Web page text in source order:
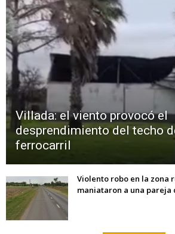
Villada: el viento provocó el
desprendimiento del techo
ferrocarril
Violento robo en la zona
maniataron a una pareja